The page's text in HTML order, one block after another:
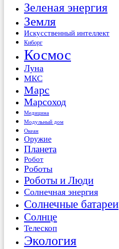
Зеленая энергия
Земля
Искусственный интеллект
Киборг
Космос
Луна
МКС
Марс
Марсоход
Медицина
Модульный дом
Океан
Оружие
Планета
Робот
Роботы
Роботы и Люди
Солнечная энергия
Солнечные батареи
Солнце
Телескоп
Экология